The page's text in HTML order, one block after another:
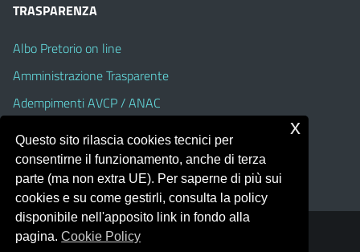
TRASPARENZA
Albo Pretorio on line
Amministrazione Trasparente
Adempimenti AVCP / ANAC
Accesso Civico
Dichiarazione di accessibilità
Portale realizzato con la piattaforma
Questo sito rilascia cookies tecnici per
consentirne il funzionamento, anche di terza
parte (ma non extra UE). Per saperne di più sui
cookies e su come gestirli, consulta la policy
disponibile nell'apposito link in fondo alla
pagina.Cookie Policy
x